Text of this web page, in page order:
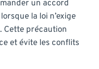
un accord
la loi n’exige
Cette précaution
et évite les conflits